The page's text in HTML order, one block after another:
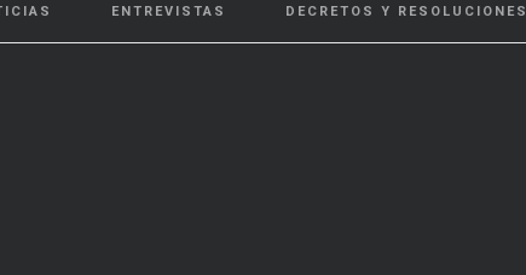
ENTREVISTAS DECRETOS Y RESOLUCIONES